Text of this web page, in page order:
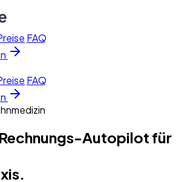
FAQ
FAQ
Autopilot für